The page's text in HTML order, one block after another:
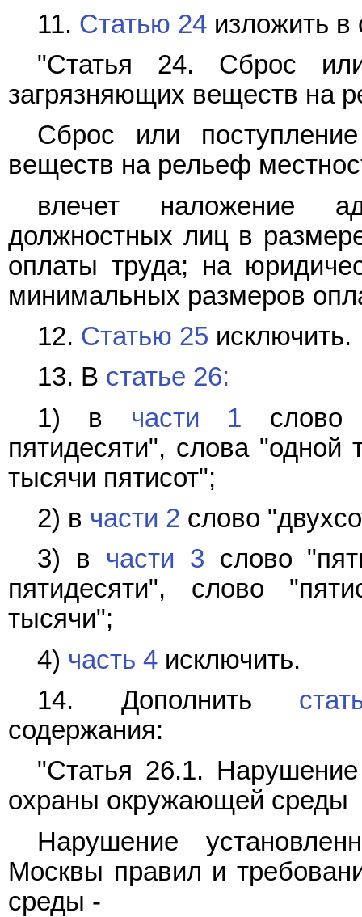
11. Статью 24 изложить
"Статья 24. Сброс
загрязняющих веществ на
Сброс или
веществ на рельеф
влечет наложение
должностных лиц в
оплаты труда; на
минимальных размеров
12. Статью 25 исключить.
13. В статье 26:
1) в части 1 слово
пятидесяти", слова "одной
тысячи пятисот";
2) в части 2 слово
3) в части 3 слово
пятидесяти", слово
тысячи";
4) часть 4 исключить.
14. Дополнить
содержания:
"Статья 26.1.
охраны окружающей среды
Нарушение
Москвы правил и
среды -